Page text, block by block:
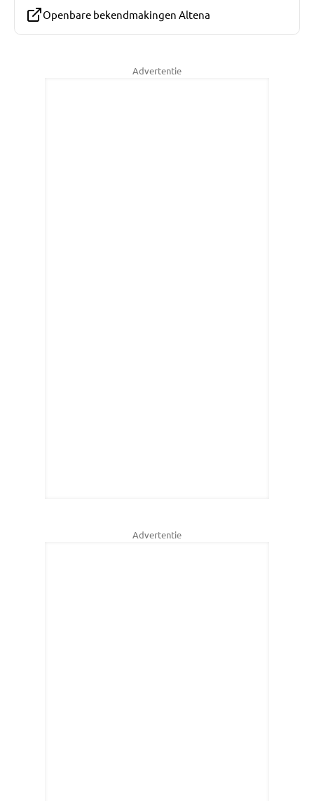
Openbare bekendmakingen Altena
Advertentie
Advertentie